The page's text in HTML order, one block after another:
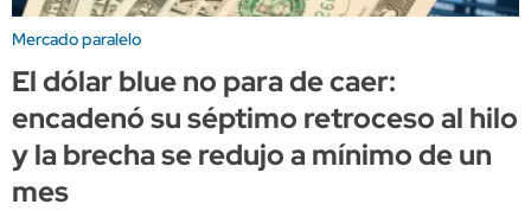
Mercado paralelo
El dólar blue no para de caer:
encadenó su séptimo retroceso al hilo
y la brecha se redujo a mínimo de un
mes